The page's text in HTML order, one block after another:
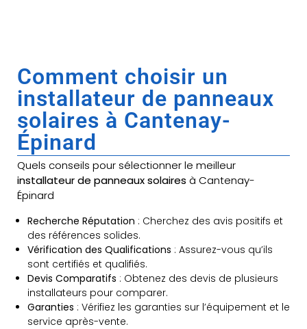
Comment choisir un
installateur de panneaux
solaires à Cantenay-
Épinard
Quels conseils pour sélectionner le meilleur
installateur de panneaux solaires à Cantenay-
Épinard
Recherche Réputation : Cherchez des avis positifs et
des références solides.
Vérification des Qualifications : Assurez-vous qu’ils
sont certifiés et qualifiés.
Devis Comparatifs : Obtenez des devis de plusieurs
installateurs pour comparer.
Garanties : Vérifiez les garanties sur l’équipement et le
service après-vente.